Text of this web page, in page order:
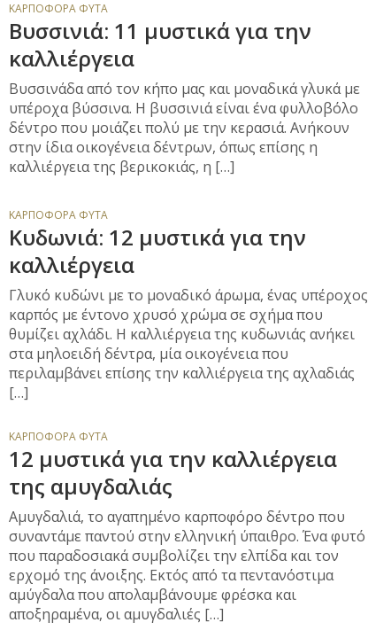
ΚΑΡΠΟΦΌΡΑ ΦΥΤΆ
Βυσσινιά: 11 μυστικά για την
καλλιέργεια
Βυσσινάδα από τον κήπο μας και μοναδικά γλυκά με
υπέροχα βύσσινα. Η βυσσινιά είναι ένα φυλλοβόλο
δέντρο που μοιάζει πολύ με την κερασιά. Ανήκουν
στην ίδια οικογένεια δέντρων, όπως επίσης η
καλλιέργεια της βερικοκιάς, η […]
ΚΑΡΠΟΦΌΡΑ ΦΥΤΆ
Κυδωνιά: 12 μυστικά για την
καλλιέργεια
Γλυκό κυδώνι με το μοναδικό άρωμα, ένας υπέροχος
καρπός με έντονο χρυσό χρώμα σε σχήμα που
θυμίζει αχλάδι. Η καλλιέργεια της κυδωνιάς ανήκει
στα μηλοειδή δέντρα, μία οικογένεια που
περιλαμβάνει επίσης την καλλιέργεια της αχλαδιάς
[…]
ΚΑΡΠΟΦΌΡΑ ΦΥΤΆ
12 μυστικά για την καλλιέργεια
της αμυγδαλιάς
Αμυγδαλιά, το αγαπημένο καρποφόρο δέντρο που
συναντάμε παντού στην ελληνική ύπαιθρο. Ένα φυτό
που παραδοσιακά συμβολίζει την ελπίδα και τον
ερχομό της άνοιξης. Εκτός από τα πεντανόστιμα
αμύγδαλα που απολαμβάνουμε φρέσκα και
αποξηραμένα, οι αμυγδαλιές […]